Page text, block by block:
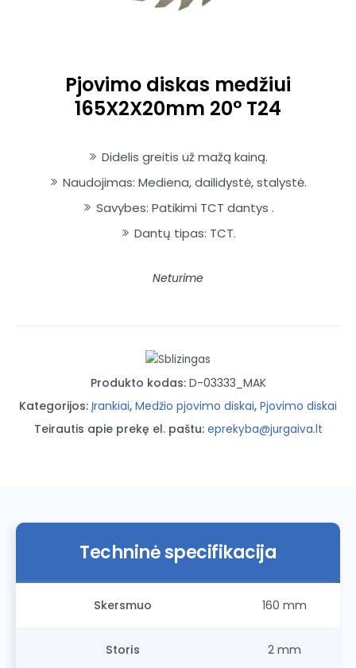
Pjovimo diskas medžiui
165X2X20mm 20° T24
Didelis greitis už mažą kainą.
Naudojimas: Mediena, dailidystė, stalystė.
Savybes: Patikimi TCT dantys .
Dantų tipas: TCT.
Neturime
Produkto kodas: D-03333_MAK
Kategorijos: Įrankiai, Medžio pjovimo diskai, Pjovimo diskai
Teirautis apie prekę el. paštu: eprekyba@jurgaiva.lt
Techninė specifikacija
Skersmuo 160 mm
Storis 2 mm